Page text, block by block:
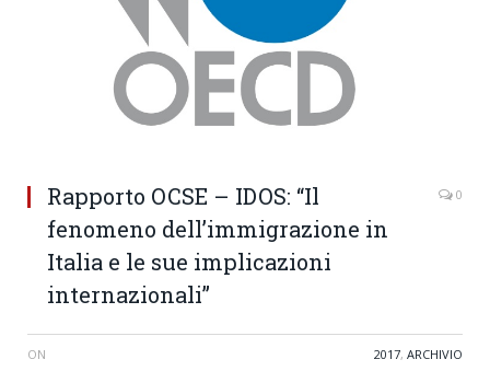
Rapporto OCSE – IDOS: “Il
fenomeno dell’immigrazione in
Italia e le sue implicazioni
internazionali”
0
ON 2017, ARCHIVIO